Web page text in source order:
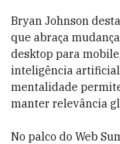
Bryan Johnson
que abraça
desktop para
inteligência
mentalidade
manter relevância
No palco do Web